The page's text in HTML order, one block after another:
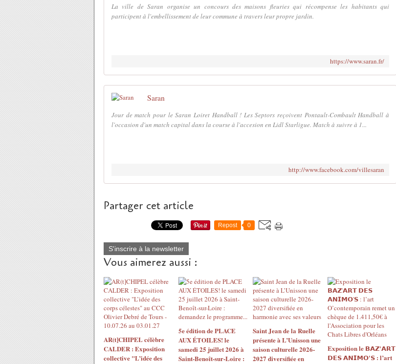
La ville de Saran organise un concours des maisons fleuries qui récompense les habitants qui
participent à l'embellissement de leur commune à travers leur propre jardin.
https://www.saran.fr/
Saran
Jour de match pour le Saran Loiret Handball ! Les Septors reçoivent Pontault-Combault Handball à
l'occasion d'un match capital dans la course à l'accesion en Lidl Starligue. Match à suivre à 1...
http://www.facebook.com/villesaran
Partager cet article
Repost 0
S'inscrire à la newsletter
Vous aimerez aussi :
AR(t]CHIPEL célèbre
CALDER : Exposition
collective "L’idée des
5e édition de PLACE
AUX ÉTOILES! le
samedi 25 juillet 2026 à
Saint-Benoît-sur-Loire :
Saint Jean de la Ruelle
présente à L’Unisson une
saison culturelle 2026-
2027 diversifiée en
Exposition le 𝗕𝗔𝗭'𝗔𝗥𝗧
𝗗𝗘𝗦 𝗔𝗡𝗜𝗠𝗢'𝗦 : l’art